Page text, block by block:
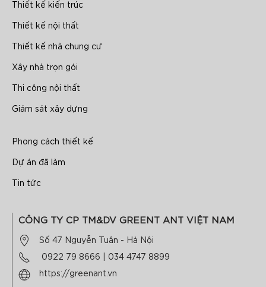
Thiết kế kiến trúc
Thiết kế nội thất
Thiết kế nhà chung cư
Xây nhà trọn gói
Thi công nội thất
Giám sát xây dựng
Phong cách thiết kế
Dự án đã làm
Tin tức
CÔNG TY CP TM&DV GREENT ANT VIỆT NAM
Số 47 Nguyễn Tuân - Hà Nội
0922 79 8666 | 034 4747 8899
https://greenant.vn